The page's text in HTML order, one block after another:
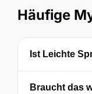
Häufige
Ist Leichte
Braucht das